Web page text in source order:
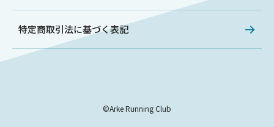
特定商取引法に基づく表記
©Arke Running Club